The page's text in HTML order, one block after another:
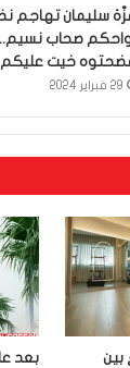
سليمان تهاجم
صحاب
خيت
29 فبراير 2024